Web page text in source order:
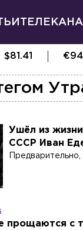
$81.41 €
Ушёл из
СССР Иван
прощаются с